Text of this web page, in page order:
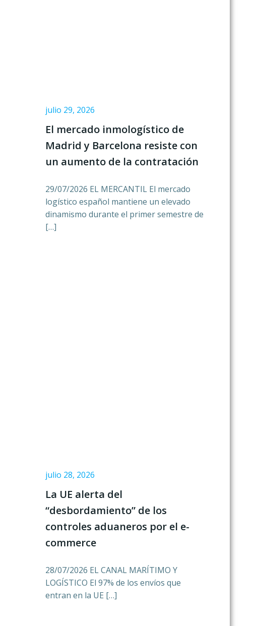
julio 29, 2026
El mercado inmologístico de
Madrid y Barcelona resiste con
un aumento de la contratación
29/07/2026 EL MERCANTIL El mercado
logístico español mantiene un elevado
dinamismo durante el primer semestre de
[…]
julio 28, 2026
La UE alerta del
“desbordamiento” de los
controles aduaneros por el e-
commerce
28/07/2026 EL CANAL MARÍTIMO Y
LOGÍSTICO El 97% de los envíos que
entran en la UE […]